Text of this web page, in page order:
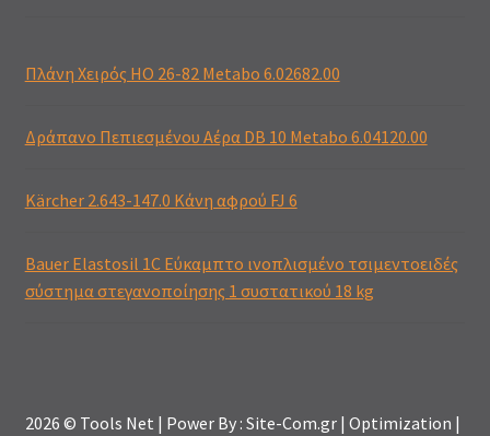
Πλάνη Χειρός HO 26-82 Metabo 6.02682.00
Δράπανο Πεπιεσμένου Αέρα DB 10 Metabo 6.04120.00
Kärcher 2.643-147.0 Κάνη αφρού FJ 6
Bauer Elastosil 1C Εύκαμπτο ινοπλισμένο τσιμεντοειδές
σύστημα στεγανοποίησης 1 συστατικού 18 kg
2026 © Tools Net | Power By : Site-Com.gr | Optimization |